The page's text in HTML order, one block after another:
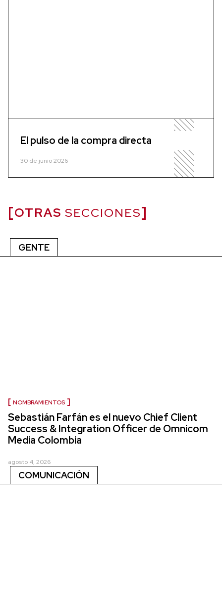
El pulso de la compra directa
30 de junio 2026
OTRAS SECCIONES
GENTE
NOMBRAMIENTOS
Sebastián Farfán es el nuevo Chief Client
Success & Integration Officer de Omnicom
Media Colombia
agosto 4, 2026
COMUNICACIÓN